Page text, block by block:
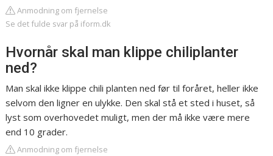
Anmodning om fjernelse
Se det fulde svar på iform.dk
Hvornår skal man klippe chiliplanter
ned?
Man skal ikke klippe chili planten ned før til foråret, heller ikke
selvom den ligner en ulykke. Den skal stå et sted i huset, så
lyst som overhovedet muligt, men der må ikke være mere
end 10 grader.
Anmodning om fjernelse